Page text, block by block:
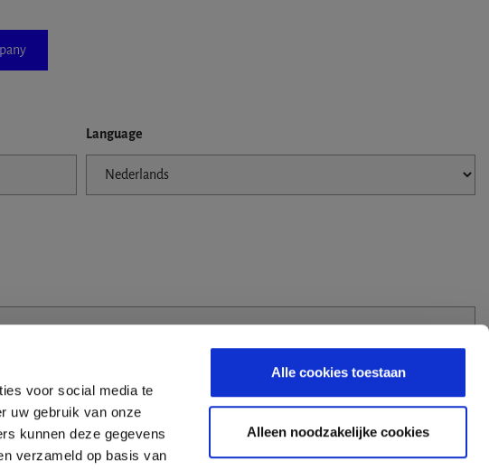
voor social media te
uw gebruik van onze
kunnen deze gegevens
verzameld op basis van
Alle cookies toestaan
Alleen noodzakelijke cookies
Language